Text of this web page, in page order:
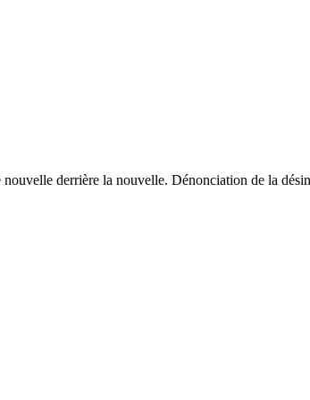
derrière la nouvelle. Dénonciation de la